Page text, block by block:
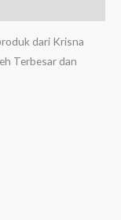
dari Krisna
Terbesar dan